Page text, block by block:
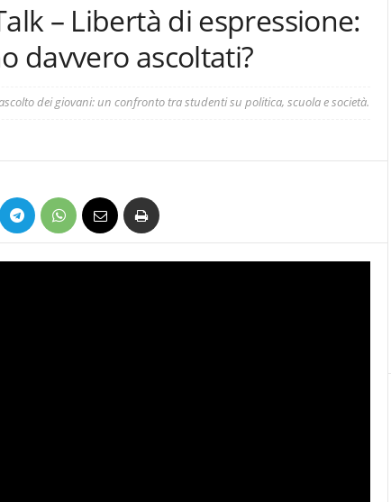
– Libertà di espressione:
davvero ascoltati?
dei giovani: un confronto tra studenti su politica, scuola e società.